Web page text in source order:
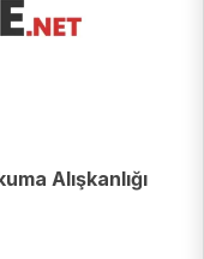
Alışkanlığı